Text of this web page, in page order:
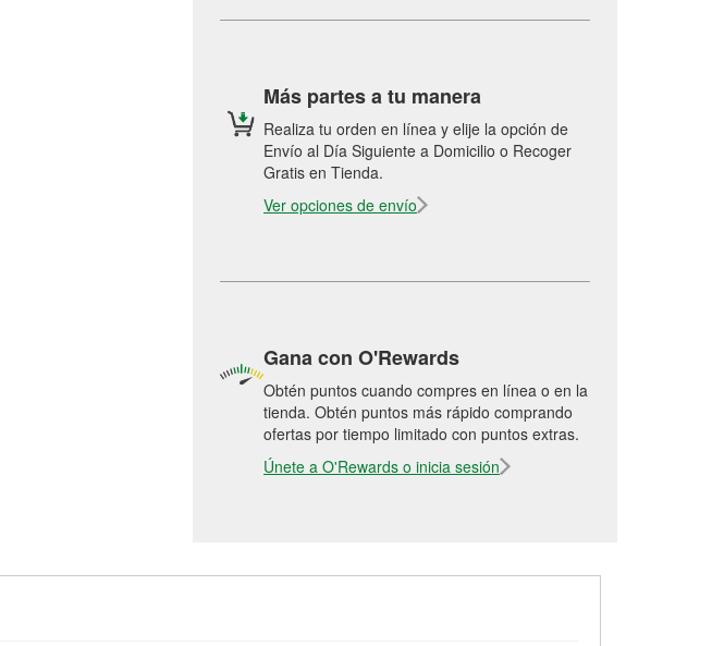
Más partes a tu manera
Realiza tu orden en línea y elije la opción de
Envío al Día Siguiente a Domicilio o Recoger
Gratis en Tienda.
Ver opciones de envío
Gana con O'Rewards
Obtén puntos cuando compres en línea o en la
tienda. Obtén puntos más rápido comprando
ofertas por tiempo limitado con puntos extras.
Únete a O'Rewards o inicia sesión